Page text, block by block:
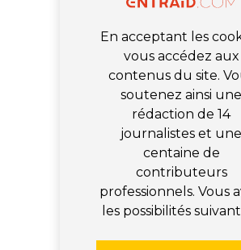
En acceptant les
vous accédez aux
contenus du site.
soutenez ainsi une
rédaction de 14
journalistes et une
centaine de
contributeurs
professionnels. Vous
les possibilités